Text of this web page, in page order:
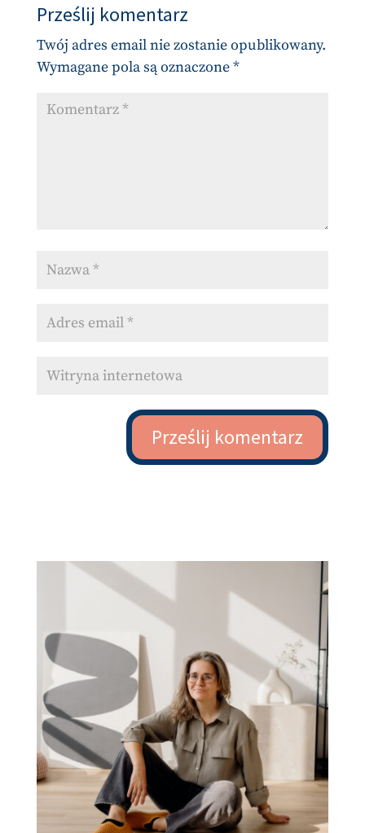
Prześlij komentarz
Twój adres email nie zostanie opublikowany.
Wymagane pola są oznaczone*